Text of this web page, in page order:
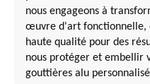
nous engageons à
œuvre d'art fonctionnelle,
haute qualité pour des
nous protéger et embellir
gouttières alu